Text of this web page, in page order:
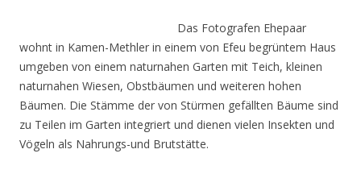
Das Fotografen Ehepaar
wohnt in Kamen-Methler in einem von Efeu begrüntem Haus
umgeben von einem naturnahen Garten mit Teich, kleinen
naturnahen Wiesen, Obstbäumen und weiteren hohen
Bäumen. Die Stämme der von Stürmen gefällten Bäume sind
zu Teilen im Garten integriert und dienen vielen Insekten und
Vögeln als Nahrungs-und Brutstätte.